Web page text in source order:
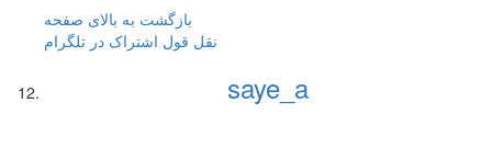
بازگشت به بالای صفحه
نقل قول اشتراک در تلگرام
saye_a